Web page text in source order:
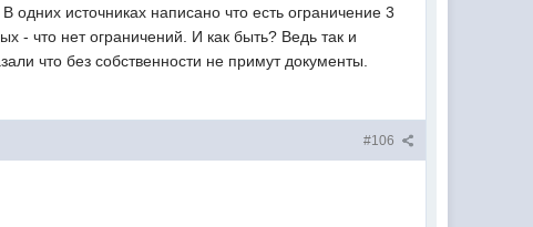
источниках написано что есть ограничение 3
- что нет ограничений. И как быть? Ведь так и
что без собственности не примут документы.
#106